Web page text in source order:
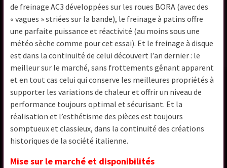
de freinage AC3 développées sur les roues BORA (avec des
« vagues » striées sur la bande), le freinage à patins offre
une parfaite puissance et réactivité (au moins sous une
météo sèche comme pour cet essai). Et le freinage à disque
est dans la continuité de celui découvert l’an dernier : le
meilleur sur le marché, sans frottements gênant apparent
et en tout cas celui qui conserve les meilleures propriétés à
supporter les variations de chaleur et offrir un niveau de
performance toujours optimal et sécurisant. Et la
réalisation et l’esthétisme des pièces est toujours
somptueux et classieux, dans la continuité des créations
historiques de la société italienne.
Mise sur le marché et disponibilités